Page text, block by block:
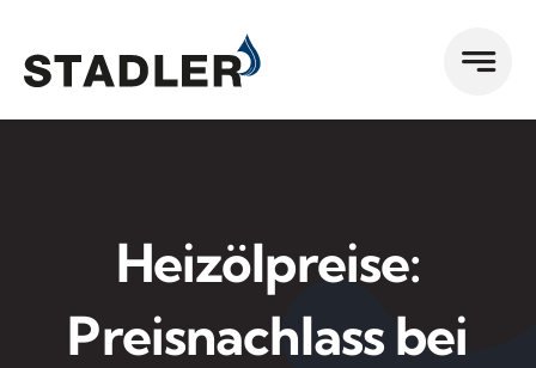
Inhalt
springen
Heizölpreise:
Preisnachlass bei